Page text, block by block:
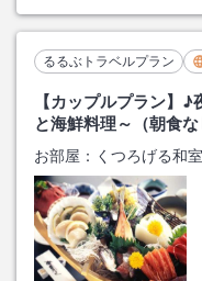
るるぶトラベルプラン
【カップルプラン】
と海鮮料理～（朝食な
お部屋： くつろげる和